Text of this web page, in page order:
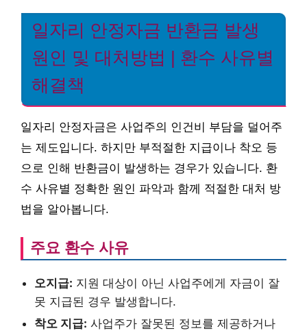
일자리 안정자금 반환금 발생
원인 및 대처방법 | 환수 사유별
해결책
일자리 안정자금은 사업주의 인건비 부담을 덜어주
는 제도입니다. 하지만 부적절한 지급이나 착오 등
으로 인해 반환금이 발생하는 경우가 있습니다. 환
수 사유별 정확한 원인 파악과 함께 적절한 대처 방
법을 알아봅니다.
주요 환수 사유
오지급: 지원 대상이 아닌 사업주에게 자금이 잘
못 지급된 경우 발생합니다.
착오 지급: 사업주가 잘못된 정보를 제공하거나